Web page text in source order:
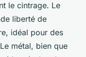
le cintrage. Le
liberté de
idéal pour des
métal, bien que